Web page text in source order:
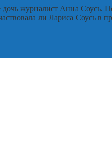
журналист Анна Соусь.
ли Лариса Соусь в